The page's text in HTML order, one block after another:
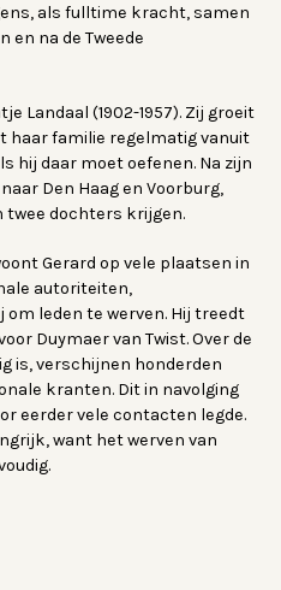
als fulltime kracht, samen
en na de Tweede
Landaal (1902-1957). Zij groeit
haar familie regelmatig vanuit
hij daar moet oefenen. Na zijn
Den Haag en Voorburg,
twee dochters krijgen.
Gerard op vele plaatsen in
autoriteiten,
leden te werven. Hij treedt
Duymaer van Twist. Over de
is, verschijnen honderden
kranten. Dit in navolging
eerder vele contacten legde.
want het werven van